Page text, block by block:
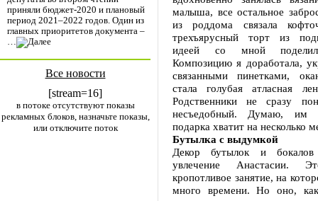
приняли бюджет-2020 и плановый
период 2021–2022 годов. Один из
главных приоритетов документа –
…
Все новости
[stream=16]
в потоке отсутствуют показы
рекламных блоков, назначьте показы,
или отключите поток
малыша, все остальное
из роддома связала
трехъярусный торт из
идеей со мной
Композицию я доработала,
связанными пинетками,
стала голубая атласная
Родственники не сразу
несъедобный. Думаю, им
подарка хватит на несколько
Бутылка с выдумкой
Декор бутылок и
увлечение Анастасии.
кропотливое занятие, на
много времени. Но оно,